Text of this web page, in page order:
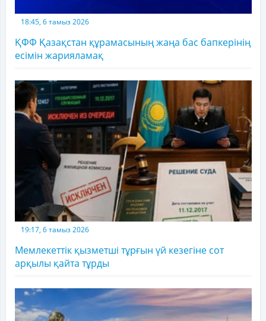
18:45, 6 тамыз 2026
ҚФФ Қазақстан құрамасының жаңа бас бапкерінің
есімін жарияламақ
19:17, 6 тамыз 2026
Мемлекеттік қызметші тұрғын үй кезегіне сот
арқылы қайта тұрды